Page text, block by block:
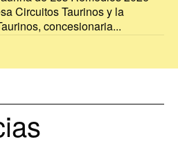
Circuitos Taurinos y la
concesionaria...